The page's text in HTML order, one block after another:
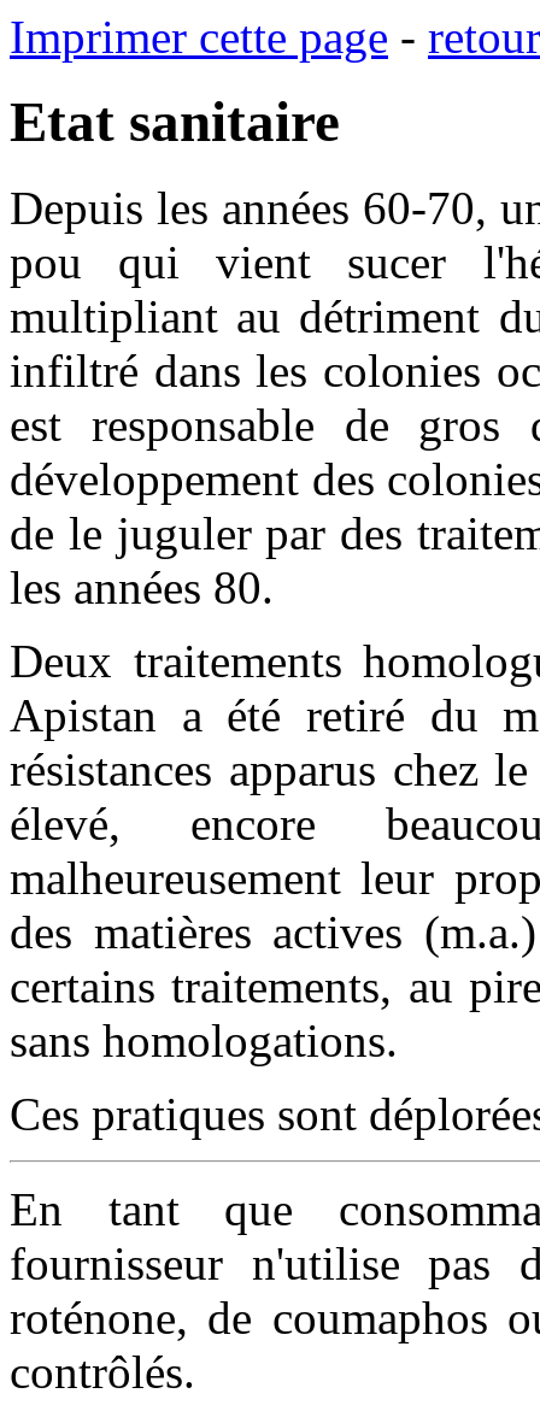
Imprimer cette page -
Etat sanitaire
Depuis les années 60-70,
pou qui vient sucer
multipliant au détriment
infiltré dans les colonies
est responsable de
développement des
de le juguler par des
les années 80.
Deux traitements
Apistan a été retiré du
résistances apparus chez
élevé, encore
malheureusement leur
des matières actives
certains traitements, au
sans homologations.
Ces pratiques sont
En tant que
fournisseur n'utilise pas
roténone, de coumaphos
contrôlés.